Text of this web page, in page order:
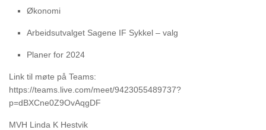
Økonomi
Arbeidsutvalget Sagene IF Sykkel – valg
Planer for 2024
Link til møte på Teams:
https://teams.live.com/meet/9423055489737?
p=dBXCne0Z9OvAqgDF
MVH Linda K Hestvik